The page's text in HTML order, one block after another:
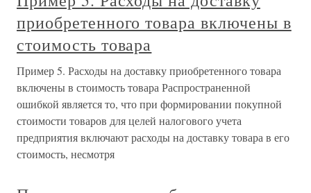
приобретенного товара включены в
стоимость товара
Пример 5. Расходы на доставку приобретенного товара
включены в стоимость товара Распространенной
ошибкой является то, что при формировании покупной
стоимости товаров для целей налогового учета
предприятия включают расходы на доставку товара в его
стоимость, несмотря